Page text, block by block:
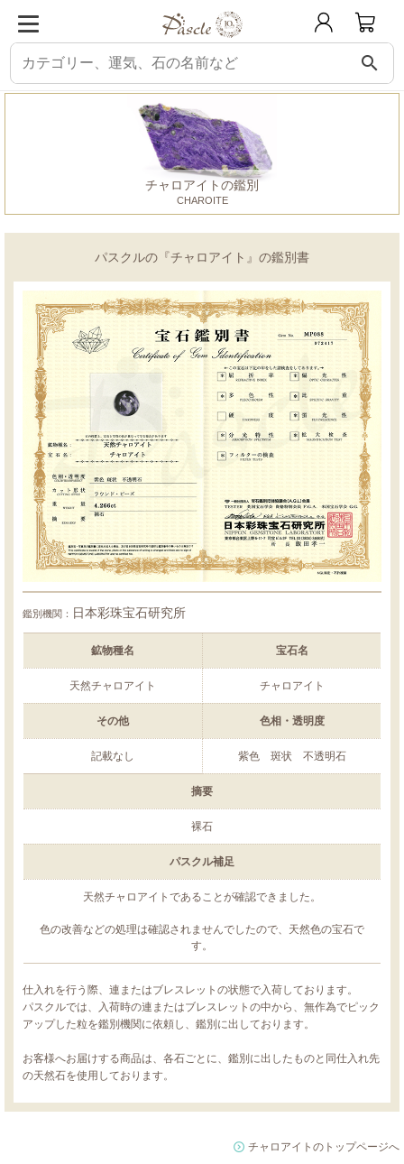
search
パスクル 鑑別書 チャロアイト
チャロアイトの鑑別
CHAROITE
パスクルの『チャロアイト』の鑑別書
鑑別機関： 日本彩珠宝石研究所
鉱物種名 宝石名
天然チャロアイト チャロアイト
その他 色相・透明度
記載なし 紫色 斑状 不透明石
摘要
裸石
パスクル補足
天然チャロアイトであることが確認できました。
色の改善などの処理は確認されませんでしたので、天然色の宝石で
す。
仕入れを行う際、連またはブレスレットの状態で入荷しております。
パスクルでは、入荷時の連またはブレスレットの中から、無作為でピック
アップした粒を鑑別機関に依頼し、鑑別に出しております。
お客様へお届けする商品は、各石ごとに、鑑別に出したものと同仕入れ先
の天然石を使用しております。
チャロアイトのトップページへ